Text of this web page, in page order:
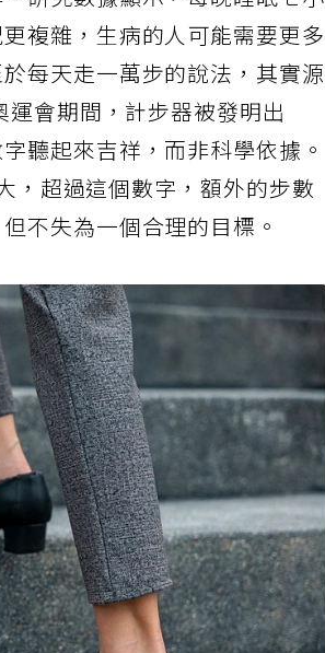
研究數據顯示，每晚睡眠七小
複雜，生病的人可能需要更多
每天走一萬步的說法，其實源
會期間，計步器被發明出
聽起來吉祥，而非科學依據。
，超過這個數字，額外的步數
不失為一個合理的目標。